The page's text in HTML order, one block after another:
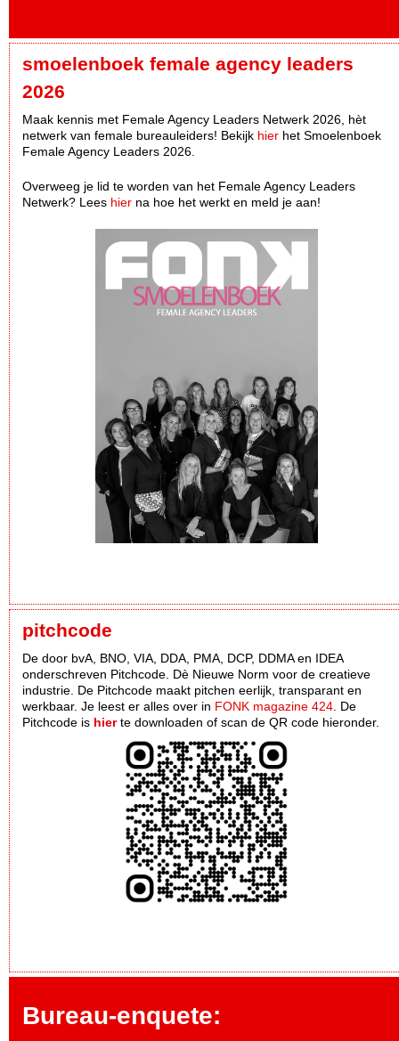
smoelenboek female agency leaders
2026
Maak kennis met Female Agency Leaders Netwerk 2026, hèt
netwerk van female bureauleiders! Bekijk hier het Smoelenboek
Female Agency Leaders 2026.
Overweeg je lid te worden van het Female Agency Leaders
Netwerk? Lees hier na hoe het werkt en meld je aan!
pitchcode
De door bvA, BNO, VIA, DDA, PMA, DCP, DDMA en IDEA
onderschreven Pitchcode. Dè Nieuwe Norm voor de creatieve
industrie. De Pitchcode maakt pitchen eerlijk, transparant en
werkbaar. Je leest er alles over in FONK magazine 424 . De
Pitchcode is hierte downloaden of scan de QR code hieronder.
Bureau-enquete: